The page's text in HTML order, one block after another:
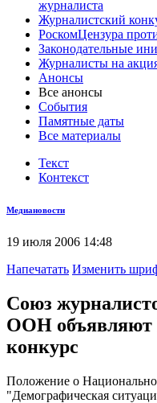
журналиста
Журналистский
РоскомЦензура
Законодательные
Журналисты на
Анонсы
Все анонсы
События
Памятные даты
Все материалы
Текст
Контекст
Медиановости
19 июля 2006 14:48
Напечатать Изменить
Союз
ООН
конкурс
Положение о
"Демографическая